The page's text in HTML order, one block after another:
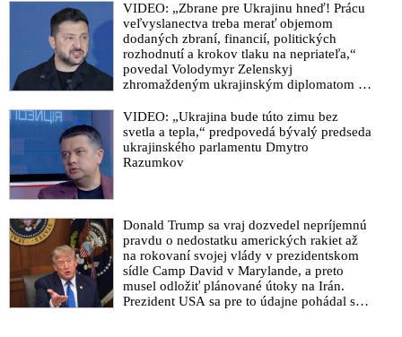
VIDEO: „Zbrane pre Ukrajinu hneď! Prácu
veľvyslanectva treba merať objemom
dodaných zbraní, financií, politických
rozhodnutí a krokov tlaku na nepriateľa,“
povedal Volodymyr Zelenskyj
zhromaždeným ukrajinským diplomatom v
že USA Ukrajine nedodajú protiraketové
systémy Patriot
VIDEO: „Ukrajina bude túto zimu bez
svetla a tepla,“ predpovedá bývalý predseda
ukrajinského parlamentu Dmytro
Razumkov
Donald Trump sa vraj dozvedel nepríjemnú
pravdu o nedostatku amerických rakiet až
na rokovaní svojej vlády v prezidentskom
sídle Camp David v Marylande, a preto
musel odložiť plánované útoky na Irán.
Prezident USA sa pre to údajne pohádal so